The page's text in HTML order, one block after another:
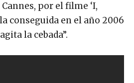
por el filme ‘I,
conseguida en el año 2006
la cebada”.